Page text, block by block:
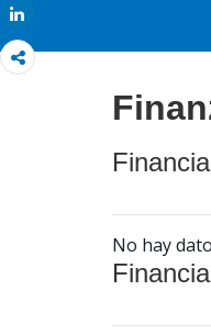
No hay